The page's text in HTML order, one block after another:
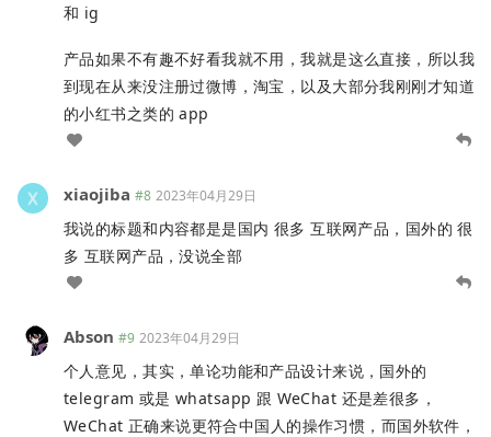
和 ig
产品如果不有趣不好看我就不用，我就是这么直接，所以我
到现在从来没注册过微博，淘宝，以及大部分我刚刚才知道
的小红书之类的 app
xiaojiba #8 2023年04月29日
我说的标题和内容都是是国内 很多 互联网产品，国外的 很
多 互联网产品，没说全部
Abson #9 2023年04月29日
个人意见，其实，单论功能和产品设计来说，国外的
telegram 或是 whatsapp 跟 WeChat 还是差很多，
WeChat 正确来说更符合中国人的操作习惯，而国外软件，